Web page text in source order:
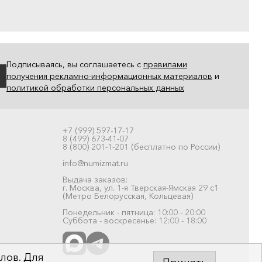
Подписываясь, вы соглашаетесь с правилами
получения рекламно-информационных материалов и
политикой обработки персональных данных
+7 (999) 597-17-17
8 (499) 673-41-07
8 (800) 201-1-201 (бесплатно по России)
info@numizmat.ru
Выдача заказов:
г. Москва, ул. 1-я Тверская-Ямская 29 с1
(Метро Белорусская, Кольцевая)
Понедельник - пятница: 10:00 - 20:00
Суббота - воскресенье: 12:00 - 18:00
Для